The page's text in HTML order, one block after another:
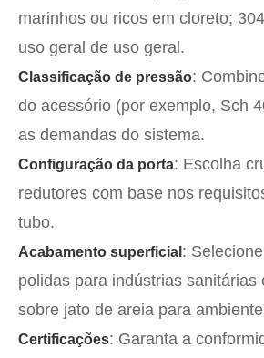
marinhos ou ricos em cloreto;
uso geral de uso geral.
Classificação de pressão:
do acessório (por exemplo, Sch
as demandas do sistema.
Configuração da porta: Escolha
redutores com base nos
tubo.
Acabamento superficial :
polidas para indústrias sanitárias
sobre jato de areia para
Certificações: Garanta a